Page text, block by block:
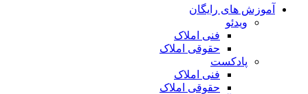
آموزش های رایگان
ویدئو
فنی املاک
حقوقی املاک
پادکست
فنی املاک
حقوقی املاک